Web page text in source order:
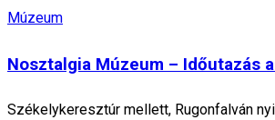
Múzeum
Nosztalgia Múzeum – Időutazás
Székelykeresztúr mellett, Rugonfalván